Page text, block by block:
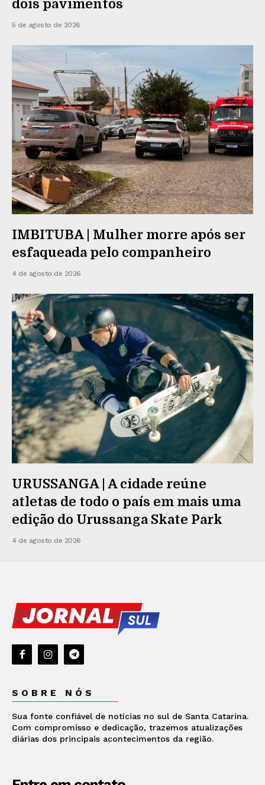
dois pavimentos
5 de agosto de 2026
IMBITUBA | Mulher morre após ser
esfaqueada pelo companheiro
4 de agosto de 2026
URUSSANGA | A cidade reúne
atletas de todo o país em mais uma
edição do Urussanga Skate Park
4 de agosto de 2026
SOBRE NÓS
Sua fonte confiável de notícias no sul de Santa Catarina.
Com compromisso e dedicação, trazemos atualizações
diárias dos principais acontecimentos da região.